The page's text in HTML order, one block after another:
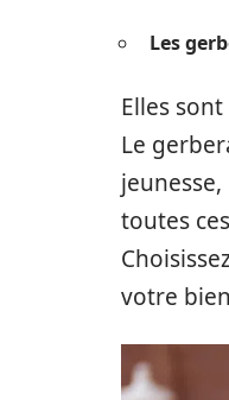
Les
Elles
Le
toutes
votre